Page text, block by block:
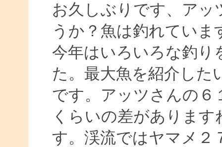
お久しぶりです、アッ
うか？魚は釣れていま
今年はいろいろな釣り
た。最大魚を紹介した
です。アッツさんの６
くらいの差がありま
す。渓流ではヤマメ２